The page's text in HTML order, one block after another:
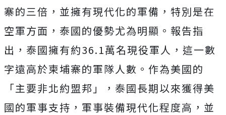
寨的三倍，並擁有現代化的軍備，特別是在
空軍方面，泰國的優勢尤為明顯。報告指
出，泰國擁有約36.1萬名現役軍人，這一數
字遠高於柬埔寨的軍隊人數。作為美國的
「主要非北約盟邦」，泰國長期以來獲得美
國的軍事支持，軍事裝備現代化程度高，並